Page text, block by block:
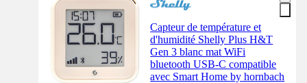
Capteur de température et
d'humidité Shelly Plus H&T
Gen 3 blanc mat WiFi
bluetooth USB-C compatible
avec Smart Home by hornbach